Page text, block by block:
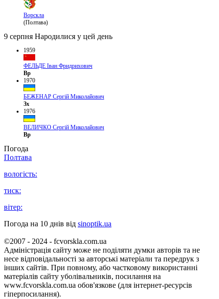
Ворскла
(Полтава)
9 серпня Народилися у цей день
1959
ФЕЛЬДЕ Іван Фридрихович
Вр
1970
БЕЖЕНАР Сергій Миколайович
Зх
1976
ВЕЛИЧКО Сергій Миколайович
Вр
Погода
Полтава
вологість:
тиск:
вітер:
Погода на 10 днів від sinoptik.ua
©2007 - 2024 - fcvorskla.com.ua
Адміністрація сайту може не поділяти думки авторів та не
несе відповідальності за авторські матеріали та передрук з
інших сайтів. При повному, або частковому використанні
матеріалів сайту уболівальників, посилання на
www.fcvorskla.com.ua обов'язкове (для інтернет-ресурсів
гіперпосилання).